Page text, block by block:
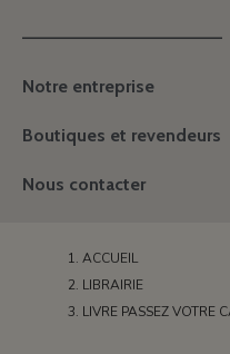
———————————————
Notre entreprise
Boutiques et revendeurs
Nous contacter
ACCUEIL
LIBRAIRIE
LIVRE PASSEZ VOTRE